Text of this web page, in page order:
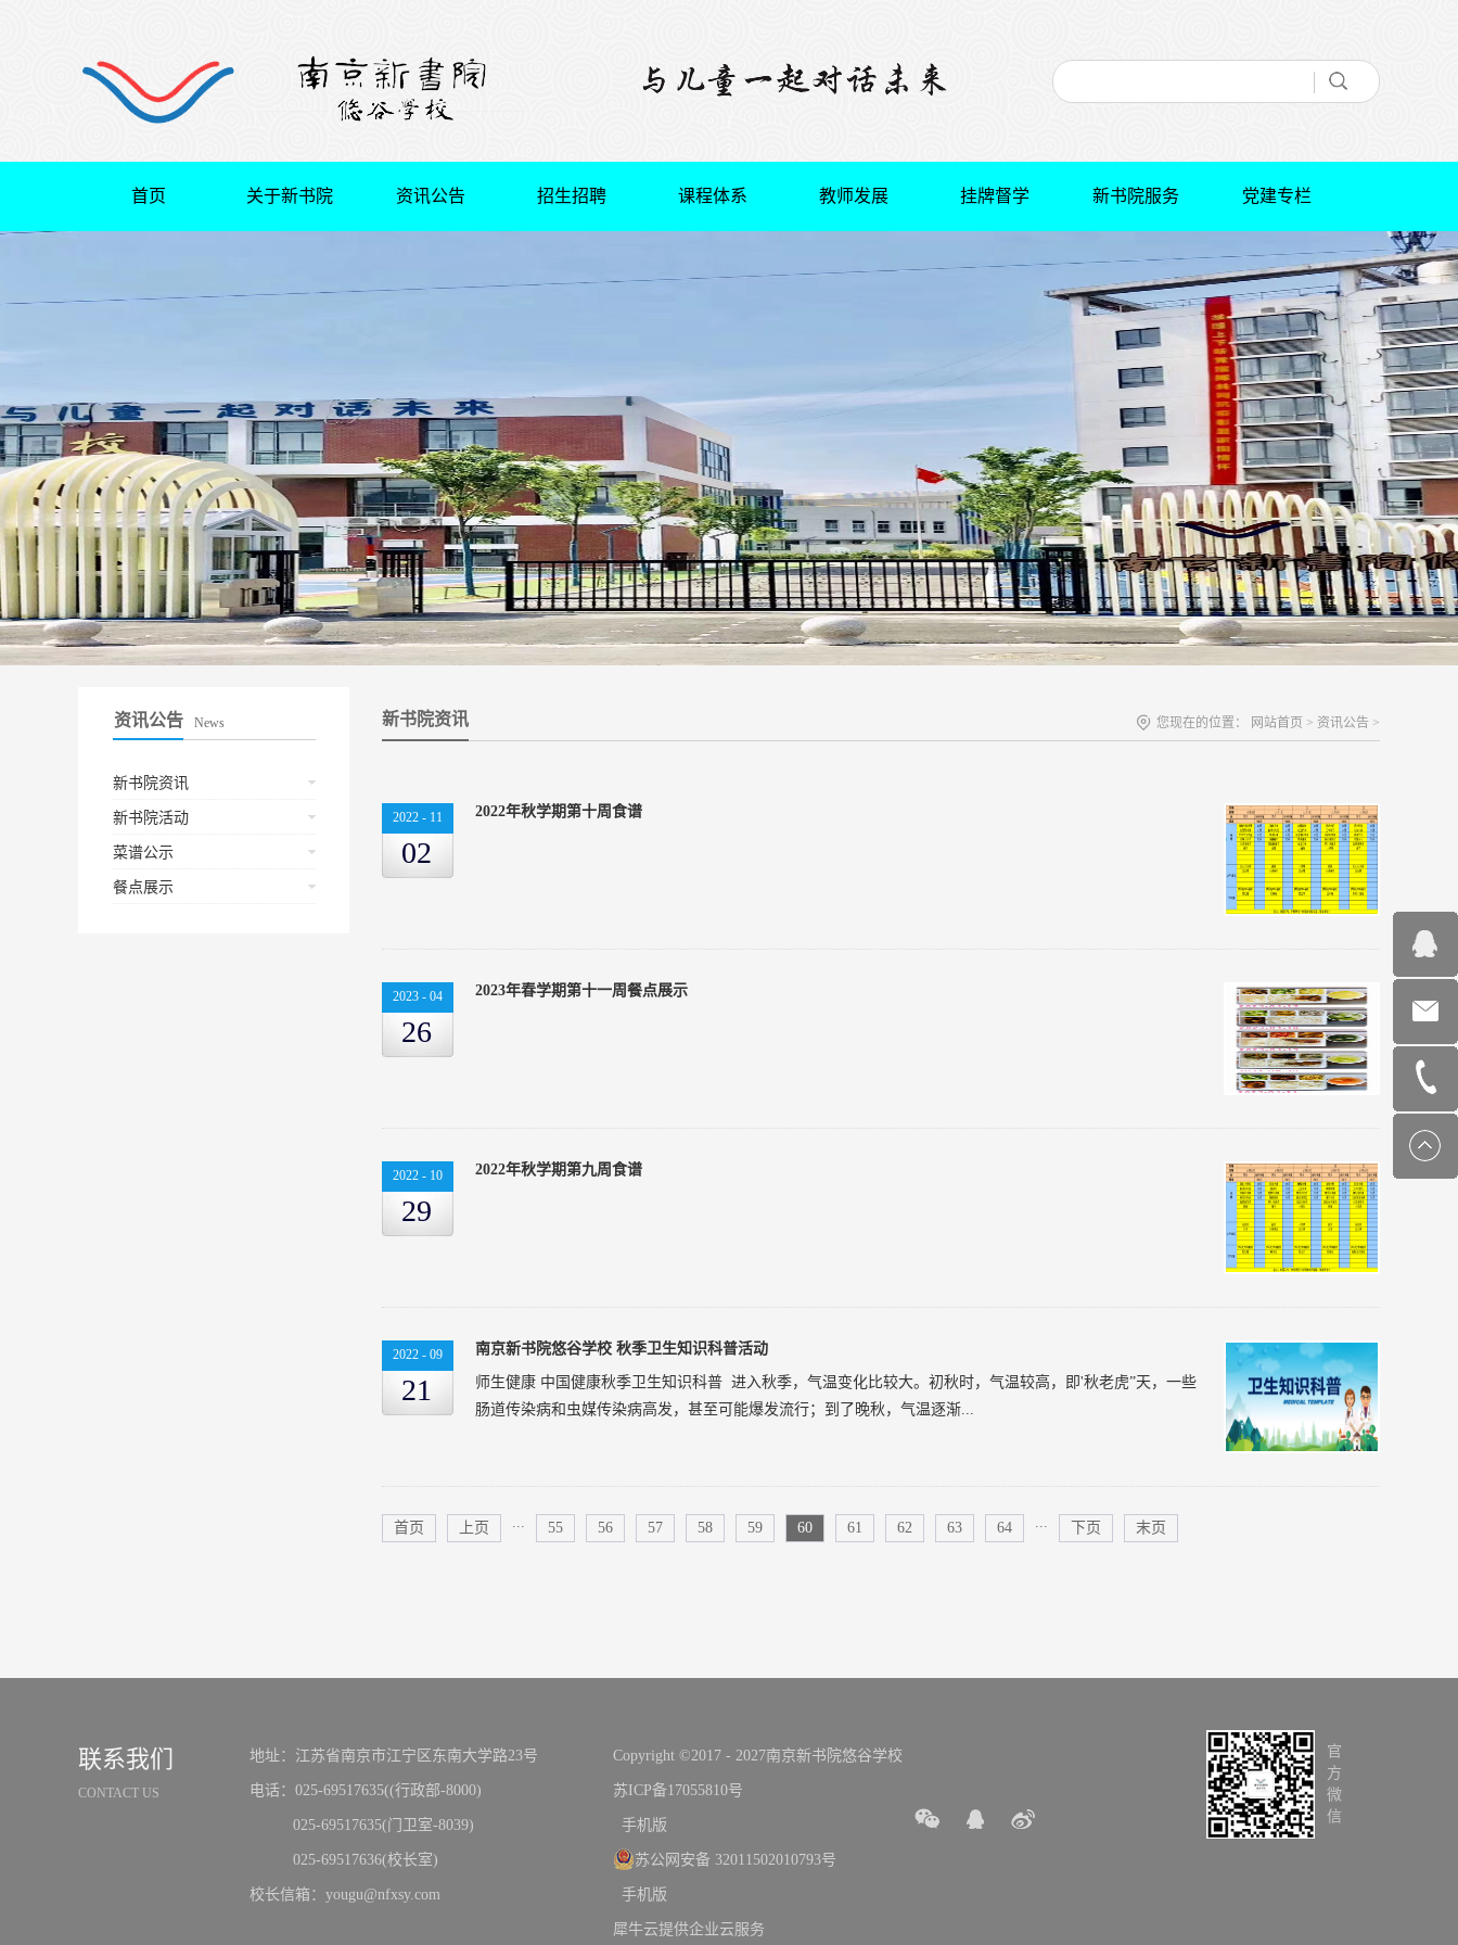
首页 关于新书院 资讯公告 招生招聘 课程体系 教师发展 挂牌督学 新书院服务 党建专栏
资讯公告 News
新书院资讯
新书院活动
菜谱公示
餐点展示
新书院资讯 您现在的位置： 网站首页 > 资讯公告 >
2022 - 11
02
2022年秋学期第十周食谱
2023 - 04
26
2023年春学期第十一周餐点展示
2022 - 10
29
2022年秋学期第九周食谱
2022 - 09
21
南京新书院悠谷学校 秋季卫生知识科普活动
师生健康 中国健康秋季卫生知识科普 进入秋季，气温变化比较大。初秋时，气温较高，即'秋老虎”天，一些
肠道传染病和虫媒传染病高发，甚至可能爆发流行；到了晚秋，气温逐渐...
下降，风大干燥，这时是一些呼吸道传染病的高发时节。因此，秋季加强传染病的防治，对维护身体健康具
有重要意义。日常保健多喝白开水如果排斥白开水，可以试着喝些菊花茶、乌梅汤、金银花露等。平时多吃
富含水分的应季水果，如西瓜、梨、橙子等。各种菜汤也是补充水分的重要手段，清汤可以稀释菜肴的盐
冷水锻炼要循序逐渐进，先用与体温接近的水，然后逐渐降低水的温度。呵护皮肤擦拭或者洗脸时宜选用柔
生理盐水或油剂软膏滋润鼻腔。营养调理多给儿童吃牛奶、豆制品、鱼、肉等高蛋白饮食。多补充玉米、全
麦面包、小米、黑米等五谷杂粮，以防秋季便秘。富含纤维素的食品，如菠菜、萝卜、胡萝卜、芹菜，花菜
等，也应增加。总之，要荤素配搭，粗细配搭，做到平衡饮食，才能减少秋季发病。及时增减衣物由于温差
后及时给他更换衣服。同时鞋子应以轻便的运动鞋为主。多加锻炼身体秋天最适合户外运动，儿...
首页 上页 ... 55 56 57 58 59 60 61 62 63 64 ... 下页 末页
联系我们
CONTACT US
地址：江苏省南京市江宁区东南大学路23号
电话：025-69517635((行政部-8000)
025-69517635(门卫室-8039)
025-69517636(校长室)
校长信箱：yougu@nfxsy.com
Copyright ©2017 - 2027南京新书院悠谷学校
苏ICP备17055810号
手机版
苏公网安备 32011502010793号
手机版
犀牛云提供企业云服务
官
方
微
信